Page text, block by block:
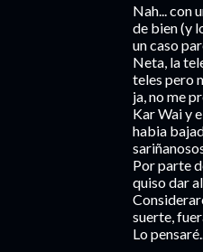
Nah... con
de bien (y
un caso
Neta, la
teles pero
ja, no me
Kar Wai y
habia
Por parte
quiso dar
suerte,
Lo pensaré...